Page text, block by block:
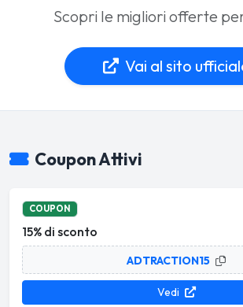
Scopri le migliori offerte
Vai al sito
Coupon Attivi
COUPON
15% di sconto
ADTRACTION15
Vedi